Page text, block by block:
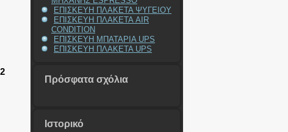
ΕΠΙΣΚΕΥΗ ΠΛΑΚΕΤΑ ΨΥΓΕΙΟΥ
ΕΠΙΣΚΕΥΗ ΠΛΑΚΕΤΑ AIR
CONDITION
ΕΠΙΣΚΕΥΗ ΜΠΑΤΑΡΙΑ UPS
ΕΠΙΣΚΕΥΗ ΠΛΑΚΕΤΑ UPS
Πρόσφατα σχόλια
Ιστορικό